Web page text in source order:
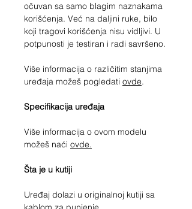
očuvan sa samo blagim naznakama
korišćenja. Već na daljini ruke, bilo
koji tragovi korišćenja nisu vidljivi. U
potpunosti je testiran i radi savršeno.
Više informacija o različitim stanjima
uređaja možeš pogledati ovde.
Specifikacija uređaja
Više informacija o ovom modelu
možeš naći ovde.
Šta je u kutiji
Uređaj dolazi u originalnoj kutiji sa